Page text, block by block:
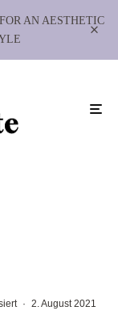
AN AESTHETIC
· 2. August 2021